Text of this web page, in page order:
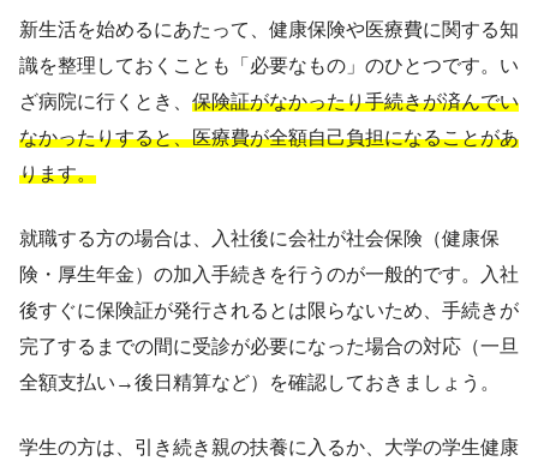
新生活を始めるにあたって、健康保険や医療費に関する知
識を整理しておくことも「必要なもの」のひとつです。い
ざ病院に行くとき、 保険証がなかったり手続きが済んでい
なかったりすると、医療費が全額自己負担になることがあ
ります。
就職する方の場合は、入社後に会社が社会保険（健康保
険・厚生年金）の加入手続きを行うのが一般的です。入社
後すぐに保険証が発行されるとは限らないため、手続きが
完了するまでの間に受診が必要になった場合の対応（一旦
全額支払い→後日精算など）を確認しておきましょう。
学生の方は、引き続き親の扶養に入るか、大学の学生健康